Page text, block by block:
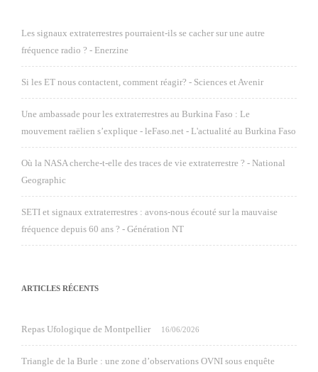
Les signaux extraterrestres pourraient-ils se cacher sur une autre
fréquence radio ? - Enerzine
Si les ET nous contactent, comment réagir? - Sciences et Avenir
Une ambassade pour les extraterrestres au Burkina Faso : Le
mouvement raëlien s’explique - leFaso.net - L'actualité au Burkina Faso
Où la NASA cherche-t-elle des traces de vie extraterrestre ? - National
Geographic
SETI et signaux extraterrestres : avons-nous écouté sur la mauvaise
fréquence depuis 60 ans ? - Génération NT
ARTICLES RÉCENTS
Repas Ufologique de Montpellier 16/06/2026
Triangle de la Burle : une zone d’observations OVNI sous enquête